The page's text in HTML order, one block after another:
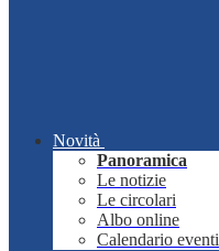
Novità
Panoramica
Le notizie
Le circolari
Albo online
Calendario eventi